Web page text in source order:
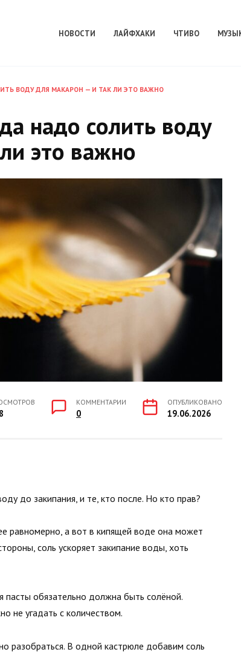
НОВОСТИ ЛАЙФХАКИ ЧТИВО
ВОДУ ДЛЯ МАКАРОН — И ТАК ЛИ ЭТО ВАЖНО
надо солить воду
это важно
КОММЕНТАРИИ
0
ОПУБЛИКОВАНО
19.06.2026
до закипания, и те, кто после. Но кто прав?
равномерно, а вот в кипящей воде она может
соль ускоряет закипание воды, хоть
обязательно должна быть солёной.
не угадать с количеством.
разобраться. В одной кастрюле добавим соль